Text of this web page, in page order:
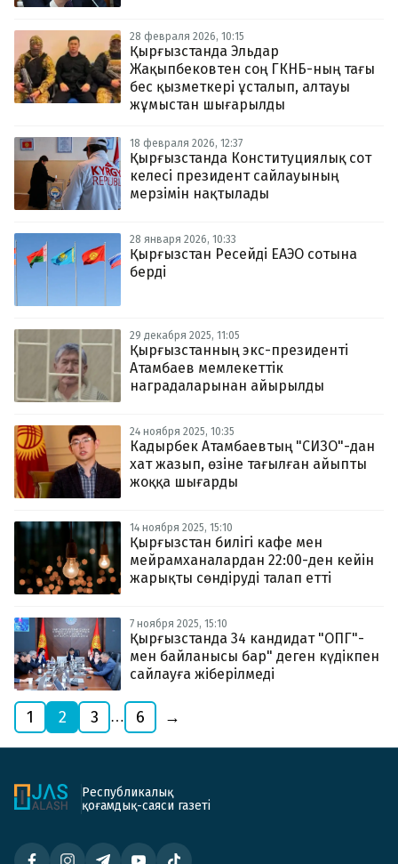
28 февраля 2026, 10:15
Қырғызстанда Эльдар
Жақыпбековтен соң ГКНБ-ның тағы
бес қызметкері ұсталып, алтауы
жұмыстан шығарылды
18 февраля 2026, 12:37
Қырғызстанда Конституциялық сот
келесі президент сайлауының
мерзімін нақтылады
28 января 2026, 10:33
Қырғызстан Ресейді ЕАЭО сотына
берді
29 декабря 2025, 11:05
Қырғызстанның экс-президенті
Атамбаев мемлекеттік
наградаларынан айырылды
24 ноября 2025, 10:35
Кадырбек Атамбаевтың "СИЗО"-дан
хат жазып, өзіне тағылған айыпты
жоққа шығарды
14 ноября 2025, 15:10
Қырғызстан билігі кафе мен
мейрамханалардан 22:00-ден кейін
жарықты сөндіруді талап етті
7 ноября 2025, 15:10
Қырғызстанда 34 кандидат "ОПГ"-
мен байланысы бар" деген күдікпен
сайлауға жіберілмеді
1 2 3 … 6 →
Республикалық
қоғамдық-саяси газеті